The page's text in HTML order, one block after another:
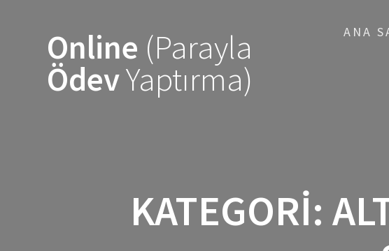
Online (Parayla
ÖdevYaptırma)
ANA
KATEGORI: